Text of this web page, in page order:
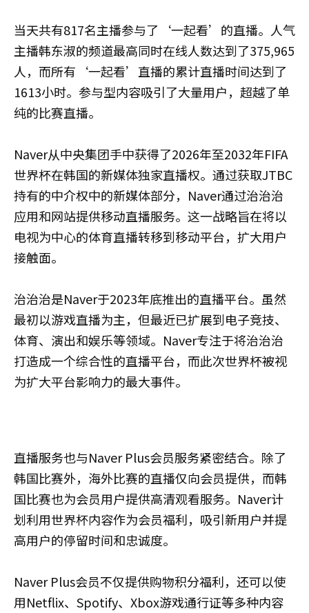
当天共有817名主播参与了‘一起看’的直播。人气
主播韩东淑的频道最高同时在线人数达到了375,965
人，而所有‘一起看’直播的累计直播时间达到了
1613小时。参与型内容吸引了大量用户，超越了单
纯的比赛直播。
Naver从中央集团手中获得了2026年至2032年FIFA
世界杯在韩国的新媒体独家直播权。通过获取JTBC
持有的中介权中的新媒体部分，Naver通过治治治
应用和网站提供移动直播服务。这一战略旨在将以
电视为中心的体育直播转移到移动平台，扩大用户
接触面。
治治治是Naver于2023年底推出的直播平台。虽然
最初以游戏直播为主，但最近已扩展到电子竞技、
体育、演出和娱乐等领域。Naver专注于将治治治
打造成一个综合性的直播平台，而此次世界杯被视
为扩大平台影响力的最大事件。
直播服务也与Naver Plus会员服务紧密结合。除了
韩国比赛外，海外比赛的直播仅向会员提供，而韩
国比赛也为会员用户提供高清观看服务。Naver计
划利用世界杯内容作为会员福利，吸引新用户并提
高用户的停留时间和忠诚度。
Naver Plus会员不仅提供购物积分福利，还可以使
用Netflix、Spotify、Xbox游戏通行证等多种内容